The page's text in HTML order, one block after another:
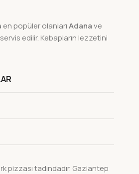
popüler olanlarıAdanave
edilir. Kebapların lezzetini
pizzası tadındadır. Gaziantep